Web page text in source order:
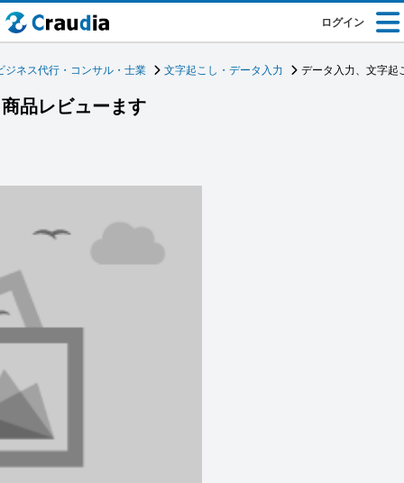
ログイン
ジネス代行・コンサル・士業 文字起こし・データ入力 データ入力、文字起
品レビューます